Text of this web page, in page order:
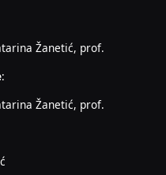
Žanetić, prof.
:
Žanetić, prof.